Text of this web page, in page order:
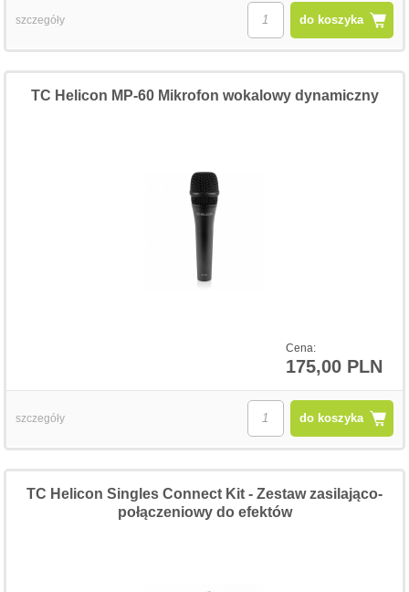
do koszyka
szczegóły
Cena:
175,00 PLN
TC Helicon MP-60 Mikrofon wokalowy dynamiczny
do koszyka
szczegóły
TC Helicon Singles Connect Kit - Zestaw zasilająco-
połączeniowy do efektów